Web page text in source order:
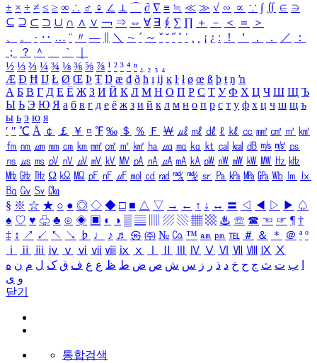
± × ÷ ≠ ≤ ≥ ∞ ∴ ♂ ♀ ∠ ⊥ ⌒ ∂ ∇ ≡ ≒ ≪ ≫ √ ∽ ∝ ∵ ∫ ∬ ∈ ∋
⊆ ⊇ ⊂ ⊃ ∪ ∩ ∧ ∨ ￢ ⇒ ⇔ ∀ ∃ ∮ ∑ ∏ ＋ － ＜ ＝
＞
、
。 · ‥ … ¨ 〃 ― ＼ ∼ ´ ～ ˇ ˘ ˝ ˚ ˙ ¸ ¡ ¿ ː ！ ＇ ， ． ／
：
；
？ ＾ ｀
½ ⅓ ⅔ ¼ ¾ ⅛ ⅜ ⅝ ⅞ ¹ ² ³ ⁴ ⁿ ₁ ₂ ₃ ₄
Æ Ð Ħ Ĳ Ł Ø Œ Þ Ŧ Ŋ æ đ ð ħ ı ĳ ĸ ŀ ł ø œ ß þ ŧ ŋ ŉ
А Б В Г Д Е Ё Ж З И Й К Л М Н О П Р С Т У Ф Х Ц Ч Ш Щ Ъ
Ы Ь Э Ю Я а б в г д е ё ж з и й к л м н о п р с т у ф х ц ч ш щ ъ
ы ь э ю я
′ ″ ℃ Å ￠ ￡ ￥ ¤ ℉ ‰ ＄ ％ Ｆ ￦ ㎕ ㎖ ㎗ ℓ ㎘ ㏄ ㎣ ㎤ ㎥ ㎦
㎙ ㎚ ㎛ ㎜ ㎝ ㎞ ㎟ ㎠ ㎡ ㎢ ㏊ ㎍ ㎎ ㎏ ㏏ ㎈ ㎉ ㏈ ㎧ ㎨ ㎰
㎱ ㎲ ㎳ ㎴ ㎵ ㎶ ㎷ ㎸ ㎹ ㎀ ㎁ ㎂ ㎃ ㎄ ㎺ ㎻ ㎽ ㎾ ㎿ ㎐ ㎑
㎒ ㎓ ㎔ Ω ㏀ ㏁ ㎊ ㎋ ㎌ ㏖ ㏅ ㎭ ㎮ ㎯ ㏛ ㎩ ㎪ ㎫ ㎬ ㏝ ㏐
㏓
㏃ ㏉ ㏜ ㏆
§ ※ ☆ ★ ○ ● ◎ ◇ ◆ □ ■ △ ▽ → ← ↑ ↓ ↔ 〓 ◁ ◀ ▷ ▶ ♤
♠ ♡ ♥ ♧ ♣ ⊙ ◈ ▣ ◐ ◑ ▒ ▤ ▨ ▧ ▦ ▩ ♨ ☏ ☎ ☜ ☞ ¶ †
‡ ↕ ↗ ↙ ↖ ↘ ♭ ♩ ♪ ♬ ㉿ ㈜ № ㏇ ™ ㏂ ㏘ ℡ ＃ ＆ ＊ ＠ ª º
ⅰ
ⅱ ⅲ ⅳ ⅴ ⅵ ⅶ ⅷ ⅸ ⅹ Ⅳ Ⅴ Ⅵ Ⅶ Ⅷ Ⅸ Ⅹ
ب ت ث ج ح خ د ذ ر ز س ش ص ض ط ظ ع غ ف ق ک ل م ن ه
و ی
닫기
통합검색